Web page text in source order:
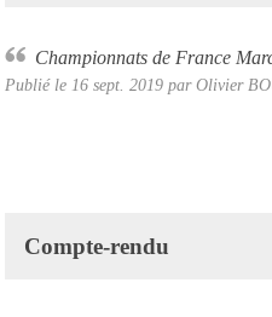
Championnats de France
Publié le 16 sept. 2019 par Olivier
Compte-rendu